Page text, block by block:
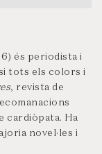
és periodista i
tots els colors i
, revista de
cardiòpata. Ha
novel·les i